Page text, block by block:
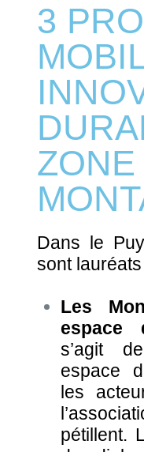
3
ZONE
Dans le
sont lauréats
Les
espace
s’agit
espace
les
pétillent.